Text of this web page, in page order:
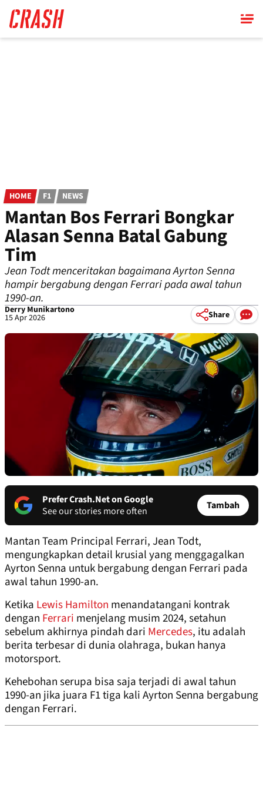
main
content
HOME F1 NEWS
Mantan Bos Ferrari Bongkar
Alasan Senna Batal Gabung
Tim
Jean Todt menceritakan bagaimana Ayrton Senna
hampir bergabung dengan Ferrari pada awal tahun
1990-an.
Derry Munikartono
15 Apr 2026 Share
Prefer Crash.Net on Google
See our stories more often
Tambah
Mantan Team Principal Ferrari, Jean Todt,
mengungkapkan detail krusial yang menggagalkan
Ayrton Senna untuk bergabung dengan Ferrari pada
awal tahun 1990-an.
Ketika Lewis Hamilton menandatangani kontrak
dengan Ferrari menjelang musim 2024, setahun
sebelum akhirnya pindah dari Mercedes, itu adalah
berita terbesar di dunia olahraga, bukan hanya
motorsport.
Kehebohan serupa bisa saja terjadi di awal tahun
1990-an jika juara F1 tiga kali Ayrton Senna bergabung
dengan Ferrari.